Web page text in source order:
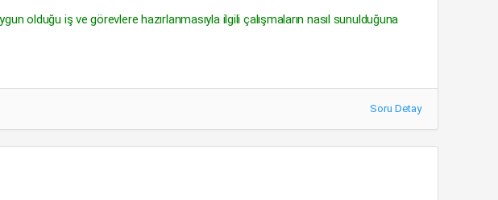
olduğu iş ve görevlere hazırlanmasıyla ilgili çalışmaların nasıl sunulduğuna
Soru Detay